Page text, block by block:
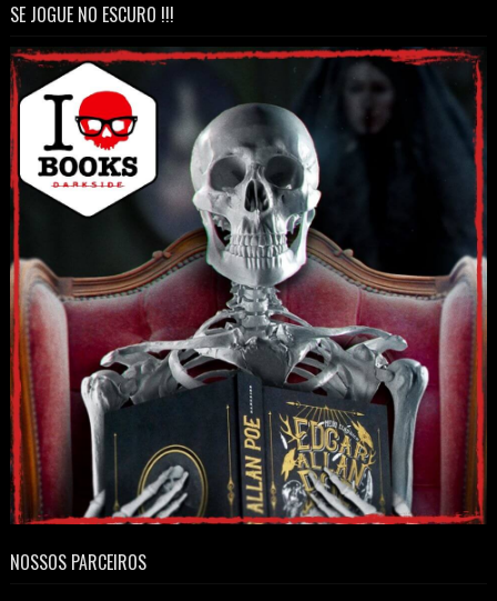
SE JOGUE NO ESCURO !!!
NOSSOS PARCEIROS